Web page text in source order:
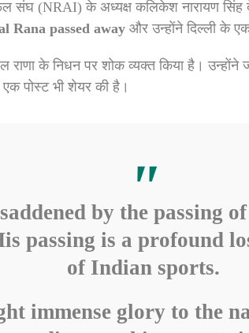
संघ (NRAI) के अध्यक्ष कलिकेश नारायण
Rana passed away और उन्होंने दिल्ली के
राणा के निधन पर शोक व्यक्त किया है। उन्होंने
पोस्ट भी शेयर की है।
by the passing
passing is a profound
of Indian sports.
immense glory to the